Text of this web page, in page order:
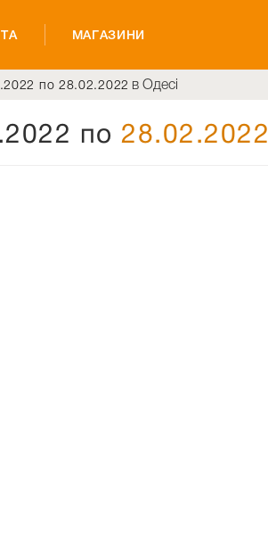
МАГАЗИНИ
по 28.02.2022 в Одесі
по 28.02.2022